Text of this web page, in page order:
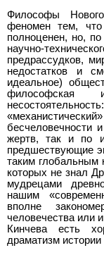
Философы
феномен тем, что
полноценен, но,
научно-
предрассудков,
недостатков и
идеальное)
бесчеловечности
жертв, так и по
предшествующие
таким глобальным
которых не знал
мудрецами
нашим
вполне
человечества или
Кинчева есть
драматизм истории